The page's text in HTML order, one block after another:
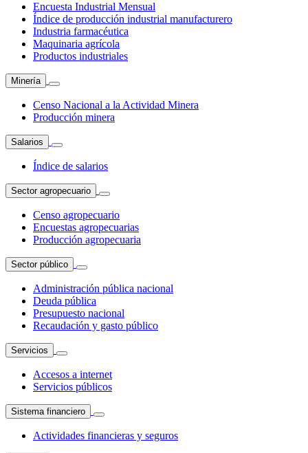
Encuesta Industrial Mensual
Índice de producción industrial manufacturero
Industria farmacéutica
Maquinaria agrícola
Productos industriales
Minería
Censo Nacional a la Actividad Minera
Producción minera
Salarios
Índice de salarios
Sector agropecuario
Censo agropecuario
Encuestas agropecuarias
Producción agropecuaria
Sector público
Administración pública nacional
Deuda pública
Presupuesto nacional
Recaudación y gasto público
Servicios
Accesos a internet
Servicios públicos
Sistema financiero
Actividades financieras y seguros